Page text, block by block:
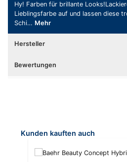
Hy! Farben für brillante
Lieblingsfarbe auf und lassen diese
Schi… Mehr
Hersteller
Bewertungen
Produktgalerie überspringen
Kunden kauften auch